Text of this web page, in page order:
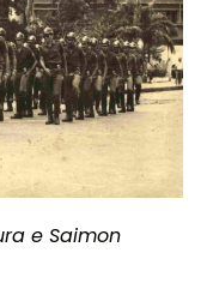
e Saimon